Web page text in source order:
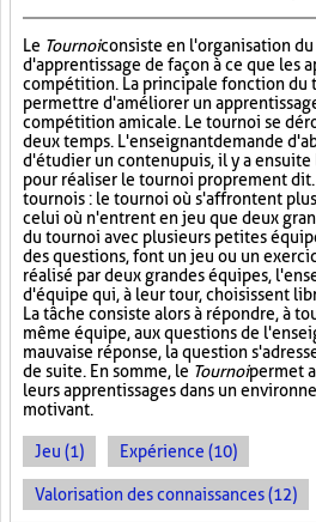
Le Tournoiconsiste en l'organisation
d'apprentissage de façon à ce que les
compétition. La principale fonction du
permettre d'améliorer un
compétition amicale. Le tournoi se
deux temps. L'enseignant demande
d'étudier un contenu puis, il y a
pour réaliser le tournoi proprement dit.
tournois : le tournoi où s'affrontent
celui où n'entrent en jeu que deux
du tournoi avec plusieurs petites
des questions, font un jeu ou un
réalisé par deux grandes équipes,
d'équipe qui, à leur tour, choisissent
La tâche consiste alors à répondre, à
même équipe, aux questions de
mauvaise réponse, la question
de suite. En somme, le Tournoipermet
leurs apprentissages dans un
motivant.
Jeu (1) Expérience (10)
Valorisation des connaissances (12)